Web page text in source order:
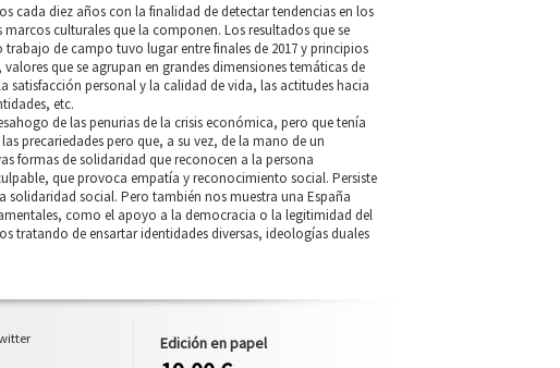
cada diez años con la finalidad de detectar tendencias en los
culturales que la componen. Los resultados que se
de campo tuvo lugar entre finales de 2017 y principios
que se agrupan en grandes dimensiones temáticas de
personal y la calidad de vida, las actitudes hacia
etc.
de las penurias de la crisis económica, pero que tenía
precariedades pero que, a su vez, de la mano de un
formas de solidaridad que reconocen a la persona
que provoca empatía y reconocimiento social. Persiste
social. Pero también nos muestra una España
como el apoyo a la democracia o la legitimidad del
tratando de ensartar identidades diversas, ideologías duales
Edición en papel